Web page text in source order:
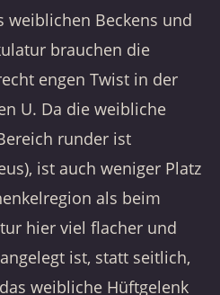
weiblichen Beckens und
brauchen die
engen Twist in der
U. Da die weibliche
runder ist
ist auch weniger Platz
als beim
hier viel flacher und
ist, statt seitlich,
weibliche Hüftgelenk